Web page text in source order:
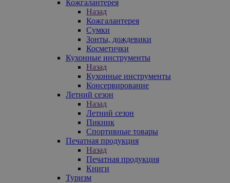
Кожгалантерея
Назад
Кожгалантерея
Сумки
Зонты, дождевики
Косметички
Кухонные инструменты
Назад
Кухонные инструменты
Консервирование
Летний сезон
Назад
Летний сезон
Пикник
Спортивные товары
Печатная продукция
Назад
Печатная продукция
Книги
Туризм